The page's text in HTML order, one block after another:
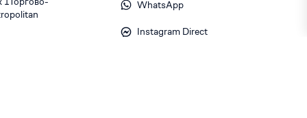
WhatsApp
Instagram Direct